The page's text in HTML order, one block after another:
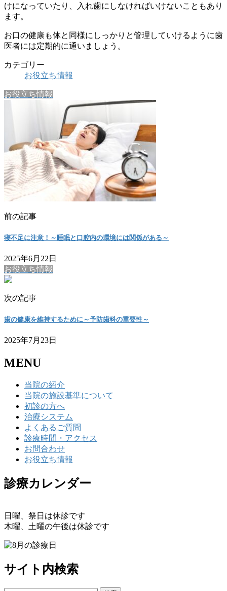
けになっていたり、入れ歯にしなければいけないこともあり
ます。
お口の健康も体と同様にしっかりと管理していけるように歯
医者には定期的に通いましょう。
カテゴリー
お役立ち情報
お役立ち情報
前の記事
寝不足に注意！～睡眠と口腔内の環境には関係がある～
2025年6月22日
お役立ち情報
次の記事
歯の健康を維持するために～予防歯科の重要性～
2025年7月23日
MENU
当院の紹介
当院の施設基準について
初診の方へ
治療システム
よくあるご質問
診療時間・アクセス
お問合わせ
お役立ち情報
診療カレンダー
日曜、祭日は休診です
木曜、土曜の午後は休診です
サイト内検索